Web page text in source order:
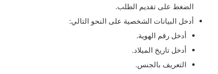
الضغط على تقديم الطلب.
أدخل البيانات الشخصية على النحو التالي:
أدخل رقم الهوية.
أدخل تاريخ الميلاد.
التعريف بالجنس.